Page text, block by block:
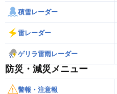
積雪レーダー
雷レーダー
ゲリラ雷雨レーダー
防災・減災メニュー
警報・注意報